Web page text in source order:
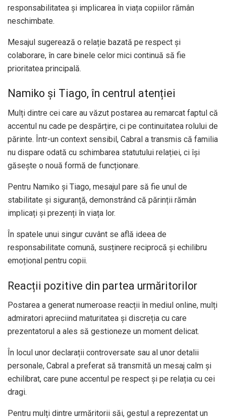
responsabilitatea și implicarea în viața copiilor rămân
neschimbate.
Mesajul sugerează o relație bazată pe respect și
colaborare, în care binele celor mici continuă să fie
prioritatea principală.
Namiko și Tiago, în centrul atenției
Mulți dintre cei care au văzut postarea au remarcat faptul că
accentul nu cade pe despărțire, ci pe continuitatea rolului de
părinte. Într-un context sensibil, Cabral a transmis că familia
nu dispare odată cu schimbarea statutului relației, ci își
găsește o nouă formă de funcționare.
Pentru Namiko și Tiago, mesajul pare să fie unul de
stabilitate și siguranță, demonstrând că părinții rămân
implicați și prezenți în viața lor.
În spatele unui singur cuvânt se află ideea de
responsabilitate comună, susținere reciprocă și echilibru
emoțional pentru copii.
Reacții pozitive din partea urmăritorilor
Postarea a generat numeroase reacții în mediul online, mulți
admiratori apreciind maturitatea și discreția cu care
prezentatorul a ales să gestioneze un moment delicat.
În locul unor declarații controversate sau al unor detalii
personale, Cabral a preferat să transmită un mesaj calm și
echilibrat, care pune accentul pe respect și pe relația cu cei
dragi.
Pentru mulți dintre urmăritorii săi, gestul a reprezentat un